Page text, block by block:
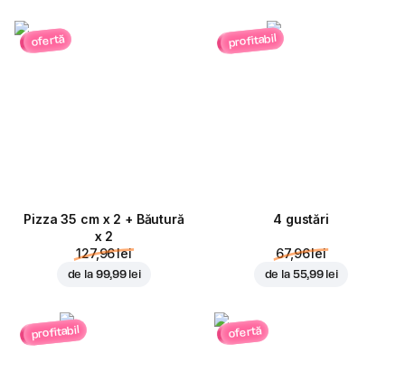
ofertă
Pizza 35 cm x 2 + Băutură
x 2
127,96 lei
de la 99,99 lei
profitabil
4 gustări
67,96 lei
de la 55,99 lei
profitabil ofertă